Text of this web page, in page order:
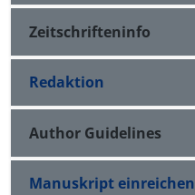
Zeitschrifteninfo
Redaktion
Author Guidelines
Manuskript einreichen